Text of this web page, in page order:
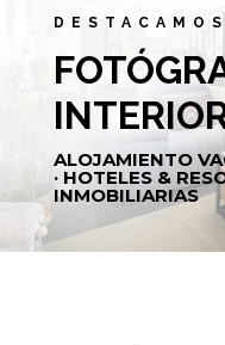
ALOJAMIENTO
· HOTELES &
INMOBILIARIAS